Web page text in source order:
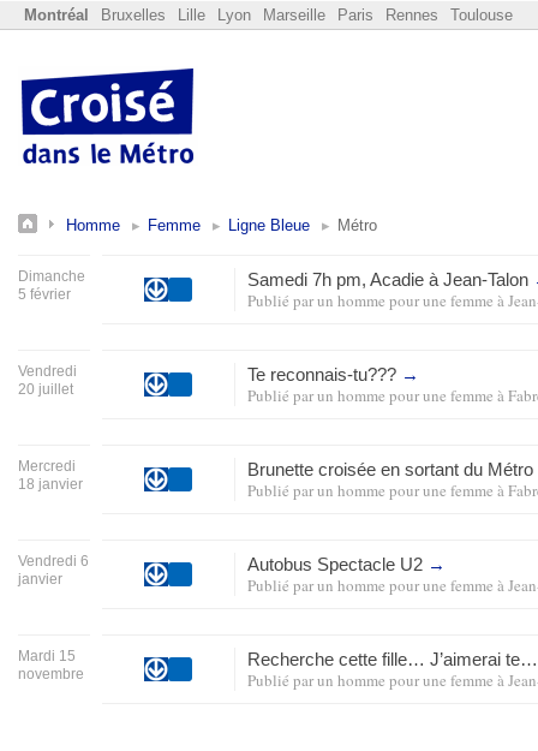
Montréal Bruxelles Lille Lyon Marseille Paris Rennes Toulouse
Homme Femme Ligne Bleue Métro
Dimanche
5 février
Samedi 7h pm, Acadie à Jean-Talon
Publié parun homme pour une femme à
Vendredi
20 juillet
Te reconnais-tu??? →
Publié parun homme pour une femme à
Mercredi
18 janvier
Brunette croisée en sortant du
Publié parun homme pour une femme à
Vendredi 6
janvier
Autobus Spectacle U2 →
Publié parun homme pour une femme à
Mardi 15
novembre
Recherche cette fille… J’aimerai
Publié parun homme pour une femme à